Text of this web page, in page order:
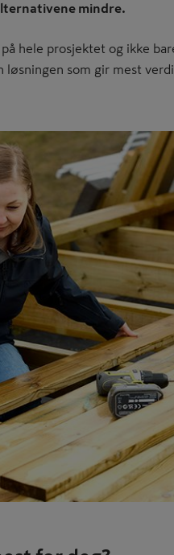
mindre.
hele prosjektet og ikke
som gir mest